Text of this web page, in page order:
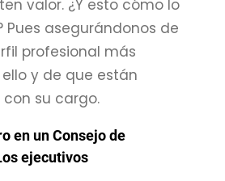
valor. ¿Y esto cómo lo
Pues asegurándonos de
profesional más
y de que están
su cargo.
en un Consejo de
ejecutivos